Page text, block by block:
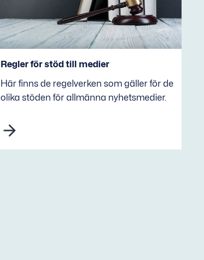
Regler för stöd till medier
Här finns de regelverken som gäller för de
olika stöden för allmänna nyhetsmedier.